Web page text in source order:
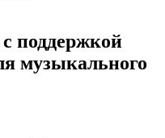
поддержкой
музыкального